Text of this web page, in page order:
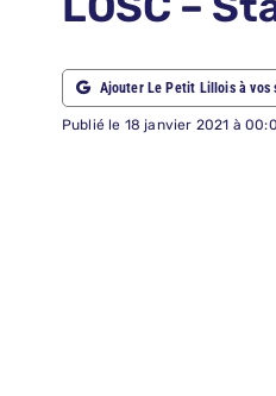
RECHERCHER:
Ajouter Le Petit Lillois à vos
Publié le 18 janvier 2021 à